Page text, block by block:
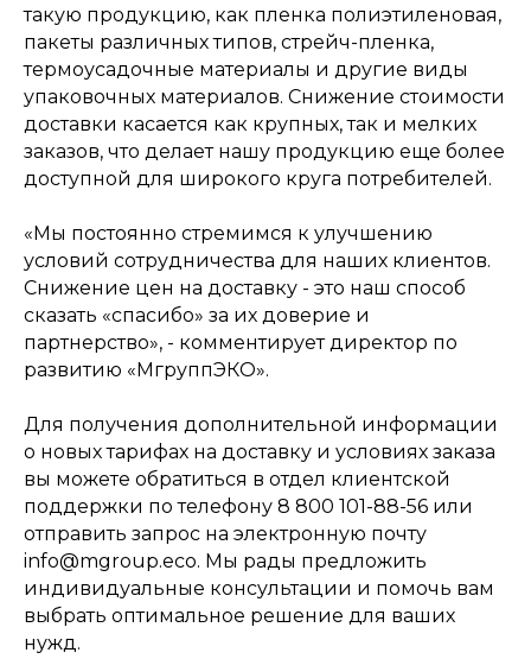
такую продукцию, как пленка полиэтиленовая,
пакеты различных типов, стрейч-пленка,
термоусадочные материалы и другие виды
упаковочных материалов. Снижение стоимости
доставки касается как крупных, так и мелких
заказов, что делает нашу продукцию еще более
доступной для широкого круга потребителей.
«Мы постоянно стремимся к улучшению
условий сотрудничества для наших клиентов.
Снижение цен на доставку - это наш способ
сказать «спасибо» за их доверие и
партнерство», - комментирует директор по
развитию «МгруппЭКО».
Для получения дополнительной информации
о новых тарифах на доставку и условиях заказа
вы можете обратиться в отдел клиентской
поддержки по телефону 8 800 101-88-56 или
отправить запрос на электронную почту
info@mgroup.eco. Мы рады предложить
индивидуальные консультации и помочь вам
выбрать оптимальное решение для ваших
нужд.